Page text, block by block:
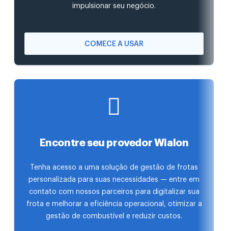
impulsionar seu negócio.
COMECE A USAR
Encontre seu provedor Wialon
Tenha acesso a uma solução de gestão de frotas
personalizada para suas necessidades — entre em
contato com nossos parceiros para digitalizar sua
frota e melhorar a eficiência operacional, otimizar a
gestão de combustível e reduzir custos.